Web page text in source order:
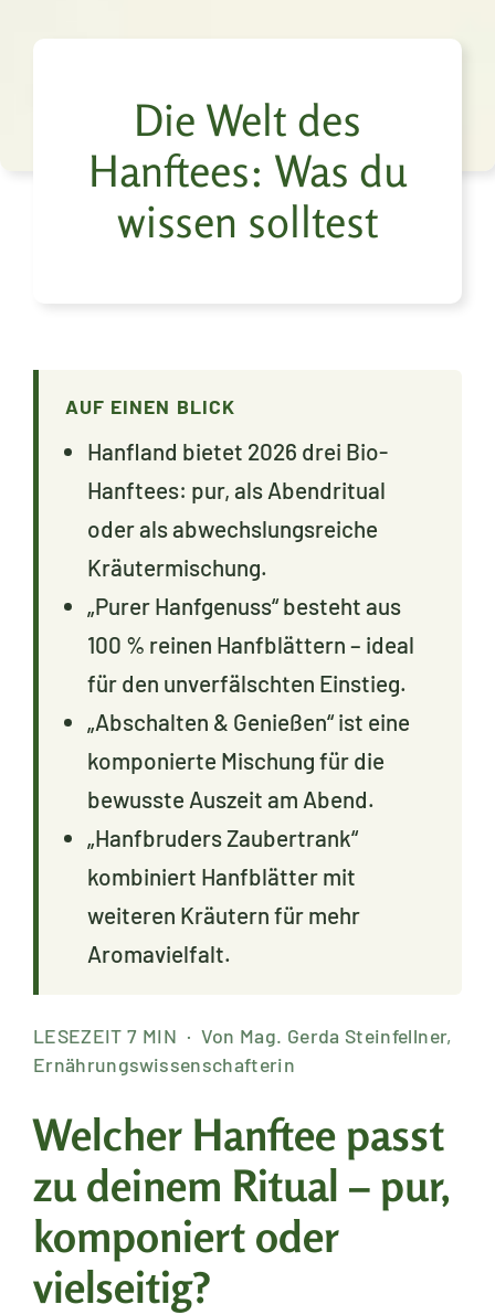
Die Welt des
Hanftees: Was du
wissen solltest
AUF EINEN BLICK
Hanfland bietet 2026 drei Bio-
Hanftees: pur, als Abendritual
oder als abwechslungsreiche
Kräutermischung.
„Purer Hanfgenuss“ besteht aus
100 % reinen Hanfblättern – ideal
für den unverfälschten Einstieg.
„Abschalten & Genießen“ ist eine
komponierte Mischung für die
bewusste Auszeit am Abend.
„Hanfbruders Zaubertrank“
kombiniert Hanfblätter mit
weiteren Kräutern für mehr
Aromavielfalt.
LESEZEIT 7 MIN · Von Mag. Gerda Steinfellner,
Ernährungswissenschafterin
Welcher Hanftee passt
zu deinem Ritual – pur,
komponiert oder
vielseitig?